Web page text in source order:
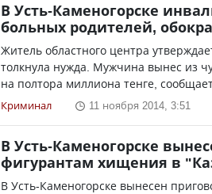
В Усть-Каменогорске
больных родителей,
Житель областного центра
толкнула нужда. Мужчина вынес из
на полтора миллиона тенге,
Криминал 11 ноября 2014, 3:51
В Усть-Каменогорске
фигурантам хищения в
В Усть-Каменогорске вынесен